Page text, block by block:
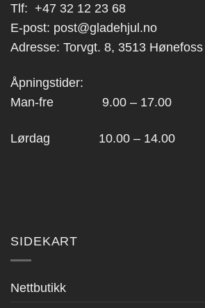
Tlf: +47 32 12 23 68
E-post: post@gladehjul.no
Adresse: Torvgt. 8, 3513 Hønefoss
Åpningstider:
Man-fre 9.00 – 17.00
Lørdag 10.00 – 14.00
SIDEKART
Nettbutikk